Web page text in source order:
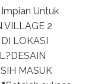
Untuk
VILLAGE 2
LOKASI
MASUK